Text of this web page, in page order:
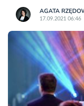
AGATA
17.09.2021 06:46